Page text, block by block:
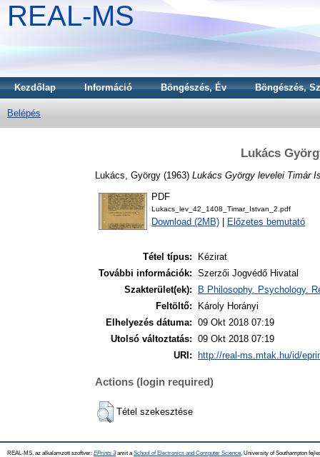
REAL-MS
Kezdőlap Információ Böngészés, Év Böngészés,
Belépés
Lukács
Lukács, György (1963) Lukács György levelei Timár
PDF
Lukacs_lev_42_1408_Timar_Istvan_2.pdf
Download (2MB) Előzetes bemutató
Tétel típus:
Kézirat
További információk: Szerzői Jogvédő Hivatal
Szakterület(ek):
B Philosophy. Psychology.
Feltöltő:
Károly Horányi
Elhelyezés dátuma: 09 Okt 2018 07:19
Utolsó változtatás: 09 Okt 2018 07:19
URI:
http://real-ms.mtak.hu/id/
Actions (login required)
Tétel szekesztése
REAL-MS, az alkalamzott szoftver: EPrints 3amit a School of Electronics and Computer Science , University of Southampton